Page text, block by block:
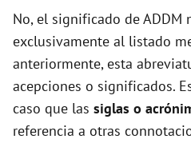
No, el significado de ADDM
exclusivamente al listado
anteriormente, esta
acepciones o significados.
caso que las siglas o
referencia a otras